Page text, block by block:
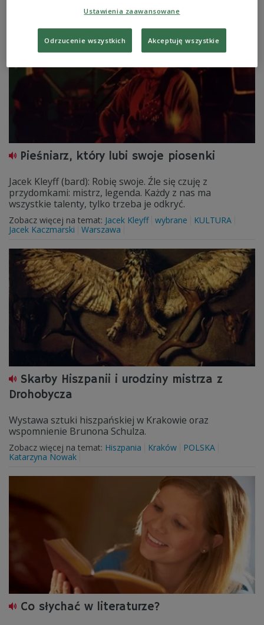
Festiwal Kultury Żydowskiej
Pieśniarz, który lubi swoje piosenki
Jacek Kleyff (bard): Robię swoje. Źle się czuję z
przydomkami: mistrz, legenda. Każdy z nas ma
wszystkie talenty, tylko trzeba je odkryć.
Zobacz więcej na temat: Jacek Kleyff wybrane
KULTURA
Jacek Kaczmarski
Warszawa
Skarby Hiszpanii i urodziny mistrza z
Drohobycza
Wystawa sztuki hiszpańskiej w Krakowie oraz
wspomnienie Brunona Schulza.
Zobacz więcej na temat: Hiszpania Kraków
POLSKA
Katarzyna Nowak
Co słychać w literaturze?
Ustawienia zaawansowane
Odrzucenie wszystkich Akceptuję wszystkie